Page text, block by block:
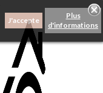
J'accepte
Plus
d'informations